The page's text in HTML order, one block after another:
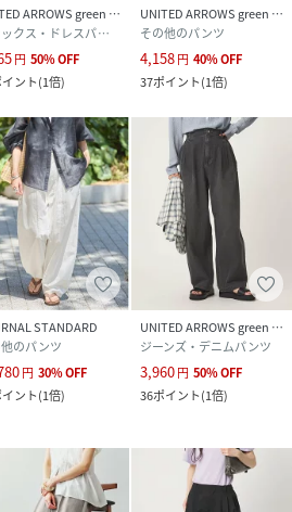
イテッドアローズカスタマーサー
/品番をお申し付けください。
品番：36141000070
サイズ：M(38)
ース
ステル76％ 複合繊維(ポリエステル)21％
36)、S(36)、M(38)、M-L(TALL-
L(40)
洗い可
23-05 RS6330)
UNITED ARROWS green label relaxing
スラックス・ドレスパンツ
円 50%OFF
ント(1倍)
UNITED ARROWS green label relaxing
その他のパンツ
4,158円 40%OFF
37ポイント(1倍)
STANDARD
のパンツ
円 30%OFF
ント(1倍)
UNITED ARROWS green label relaxing
ジーンズ・デニムパンツ
3,960円 50%OFF
36ポイント(1倍)